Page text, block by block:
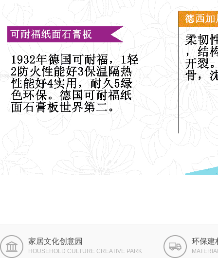
家居文化创意园
HOUSEHOLD CULTURE CREATIVE PARK
环保建